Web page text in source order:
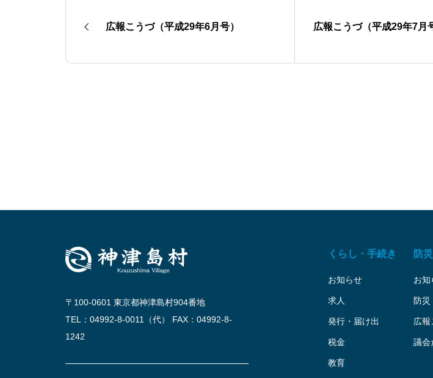
広報こうづ（平成29年6月号） 広報こうづ（平成29年7月
くらし・手続き
お知らせ
求人
発行・届け出
税金
教育
防
お知
防災
広報
議会
〒100-0601 東京都神津島村904番地
TEL：04992-8-0011（代） FAX：04992-8-
1242